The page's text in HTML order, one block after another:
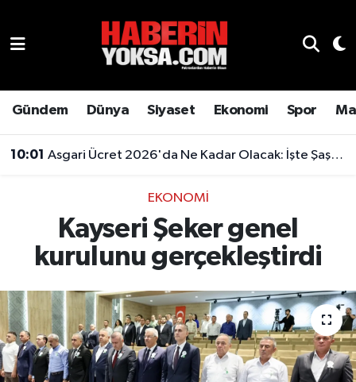
Gündem Dünya Siyaset Ekonomi Spor
10:01 Asgari Ücret 2026'da Ne Kadar Olacak: İşte Şaşırtan Rakam
EKONOMI
Kayseri Şeker genel
kurulunu gerçekleştirdi
Genel
Gündem
Magazin
Otomobil
Hava Durumu
Son Dakika Haberleri
Haber Arşivi